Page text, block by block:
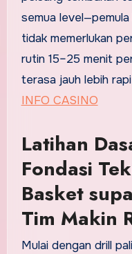
semua
tidak memerlukan
rutin 15–25 menit
terasa jauh lebih
INFO CASINO
Latihan
Fondasi
Basket
Tim Makin
Mulai dengan drill